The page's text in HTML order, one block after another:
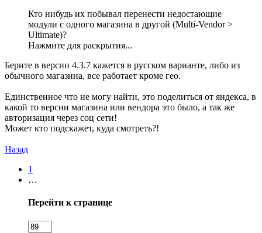
Кто нибудь их побывал перенести недостающие
модули с одного магазина в другой (Multi-Vendor >
Ultimate)?
Нажмите для раскрытия...
Берите в версии 4.3.7 кажется в русском варианте, либо из
обычного магазина, все работает кроме гео.
Единственное что не могу найти, это поделиться от яндекса, в
какой то версии магазина или вендора это было, а так же
авторизация через соц сети!
Может кто подскажет, куда смотреть?!
Назад
1
…
Перейти к странице